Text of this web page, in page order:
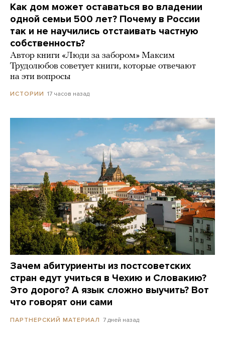
Как дом может оставаться во владении
одной семьи 500 лет? Почему в России
так и не научились отстаивать частную
собственность?
Автор книги «Люди за забором» Максим
Трудолюбов советует книги, которые отвечают
на эти вопросы
ИСТОРИИ 17 часов назад
Зачем абитуриенты из постсоветских
стран едут учиться в Чехию и Словакию?
Это дорого? А язык сложно выучить? Вот
что говорят они сами
ПАРТНЕРСКИЙ МАТЕРИАЛ 7 дней назад